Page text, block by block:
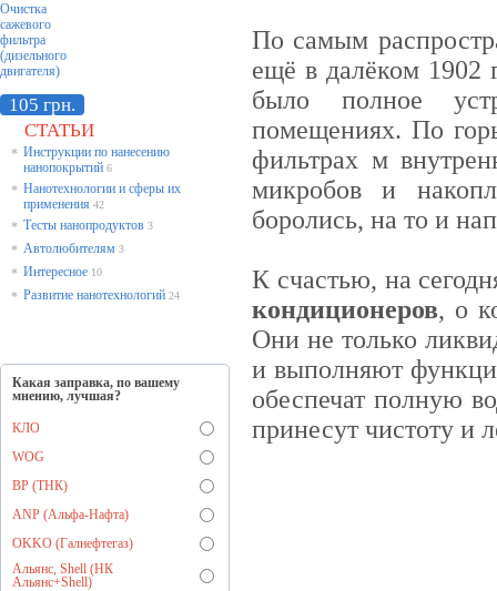
Очистка
сажевого
фильтра
(дизельного
двигателя)
105 грн.
СТАТЬИ
* Инструкции по нанесению
нанопокрытий 6
* Нанотехнологии и сферы их
применения 42
* Тесты нанопродуктов 3
* Автолюбителям 3
* Интересное 10
* Развитие нанотехнологий 24
Какая заправка, по вашему
мнению, лучшая?
КЛО
WOG
BP (ТНК)
ANP (Альфа-Нафта)
OKKO (Галнефтегаз)
Альянс, Shell (НК
Альянс+Shell)
По самым
ещё в далёком 1902
было полное
помещениях. По
фильтрах м
микробов и
боролись, на то и
К счастью, на
кондиционеров, о
Они не только
и выполняют
обеспечат полную
принесут чистоту и